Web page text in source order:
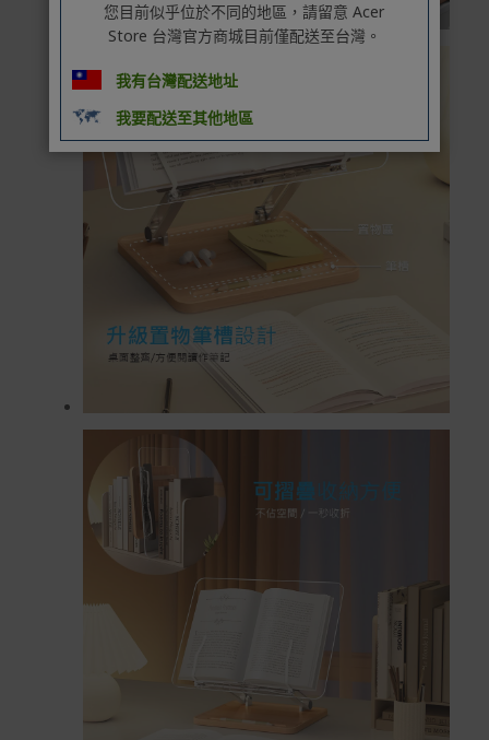
您目前似乎位於不同的地區，請留意 Acer
Store 台灣官方商城目前僅配送至台灣。
我有台灣配送地址
我要配送至其他地區